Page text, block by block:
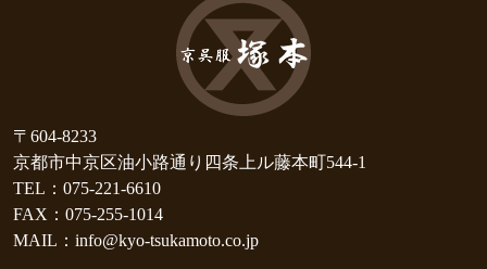
〒604-8233
京都市中京区油小路通り四条上ル藤本町544-1
TEL：075-221-6610
FAX：075-255-1014
MAIL：info@kyo-tsukamoto.co.jp